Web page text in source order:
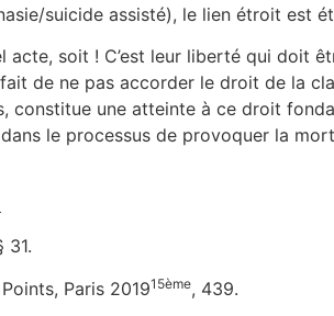
suicide assisté), le lien étroit est
soit ! C’est leur liberté qui doit
de ne pas accorder le droit de la
une atteinte à ce droit
le processus de provoquer la
31.
Paris 201915ème, 439.